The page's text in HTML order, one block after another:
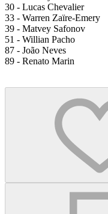
30 - Lucas Chevalier
33 - Warren Zaïre-Emery
39 - Matvey Safonov
51 - Willian Pacho
87 - João Neves
89 - Renato Marin